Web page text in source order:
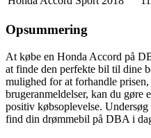
Opsummering
At købe en Honda Accord på
at finde den perfekte bil til dine
mulighed for at forhandle
brugeranmeldelser, kan du gøre
positiv købsoplevelse.
find din drømmebil på DBA i